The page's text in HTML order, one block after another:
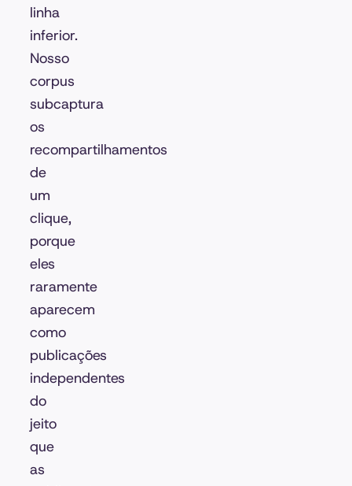
linha
inferior.
Nosso
corpus
subcaptura
os
recompartilhamentos
de
um
clique,
porque
eles
raramente
aparecem
como
publicações
independentes
do
jeito
que
as